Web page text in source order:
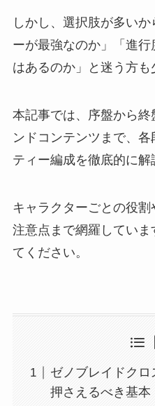
しかし、選択肢が多い
ーが最強なのか」「進
はあるのか」と迷う方も
本記事では、序盤から
ンドコンテンツまで、
ティー編成を徹底的に解
キャラクターごとの役
注意点まで網羅してい
てください。
ゼノブレイドク
押さえるべき基本